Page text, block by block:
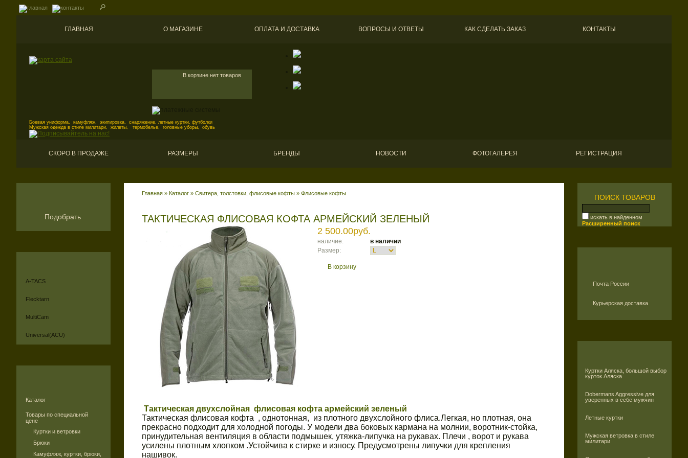
ГЛАВНАЯ О МАГАЗИНЕ ОПЛАТА И ДОСТАВКА ВОПРОСЫ И ОТВЕТЫ КАК СДЕЛАТЬ ЗАКАЗ КОНТАКТЫ
В корзине нет товаров
Боевая униформа, камуфляж, экипировка, снаряжение, летные куртки, футболки
Мужская одежда в стиле милитари, жилеты, термобелье, головные уборы, обувь
СКОРО В ПРОДАЖЕ РАЗМЕРЫ БРЕНДЫ НОВОСТИ ФОТОГАЛЕРЕЯ РЕГИСТРАЦИЯ
Подобрать
A-TACS
Flecktarn
MultiCam
Universal(ACU)
Каталог
Товары по специальной
цене
Куртки и ветровки
Брюки
Камуфляж, куртки, брюки,
ПОИСК ТОВАРОВ
искать в найденном
Расширенный поиск
Почта России
Курьерская доставка
Куртки Аляска, большой выбор
курток Аляска
Dobermans Aggressive для
уверенных в себе мужчин
Летные куртки
Мужская ветровка в стиле
милитари
Главная » Каталог » Свитера, толстовки, флисовые кофты » Флисовые кофты
ТАКТИЧЕСКАЯ ФЛИСОВАЯ КОФТА АРМЕЙСКИЙ ЗЕЛЕНЫЙ
2 500.00руб.
наличие:
в наличии
Размер:
В корзину
Тактическая двухслойная флисовая кофта армейский зеленый
Тактическая флисовая кофта , однотонная, из плотного двухслойного флиса.Легкая, но плотная, она
прекрасно подходит для холодной погоды. У модели два боковых кармана на молнии, воротник-стойка,
принудительная вентиляция в области подмышек, утяжка-липучка на рукавах. Плечи , ворот и рукава
усилены плотным хлопком .Устойчива к стирке и износу. Предусмотрены липучки для крепления
нашивок.